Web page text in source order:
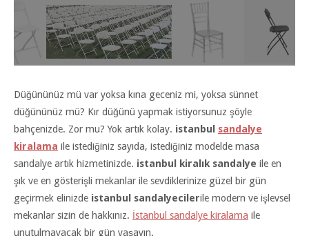
Düğününüz mü var yoksa kına geceniz mi, yoksa sünnet
düğününüz mü? Kır düğünü yapmak istiyorsunuz şöyle
bahçenizde. Zor mu? Yok artık kolay. istanbul sandalye
kiralama ile istediğiniz sayıda, istediğiniz modelde masa
sandalye artık hizmetinizde. istanbul kiralık sandalye ile en
şık ve en gösterişli mekanlar ile sevdiklerinize güzel bir gün
geçirmek elinizde istanbul sandalyecilerile modern ve işlevsel
mekanlar sizin de hakkınız. İstanbul sandalye kiralama ile
unutulmayacak bir gün yaşayın.